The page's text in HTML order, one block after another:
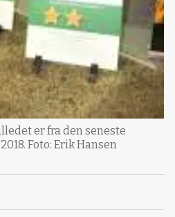
er fra den seneste
Foto: Erik Hansen